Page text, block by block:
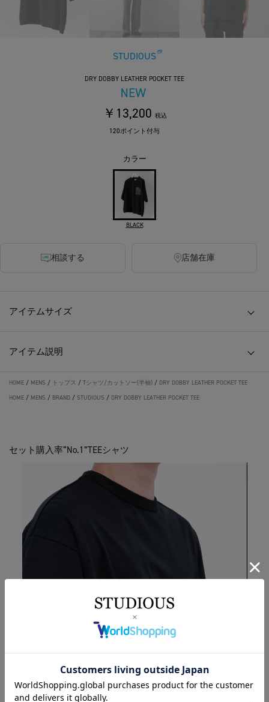
STUDIOUS
DRY DOBBY LEATHER POCKET TEE
￥13,200 税込
120ポイント付与
カラー
BLACK
相談する 店舗在庫
アイテムサイズ
アイテム説明
HOME / MENS / トップス / Tシャツ/カットソー(半袖) / DRY DOBBY LEATHER POCKET TEE
HOME / MENS / BRAND / STUDIOUS / DRY DOBBY LEATHER POCKET TEE
セット購入率“No.1”TEEシャツ